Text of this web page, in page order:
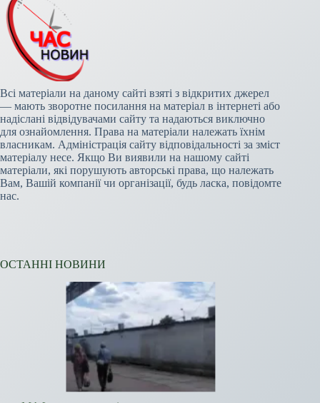
Всі матеріали на даному сайті взяті з відкритих джерел
— мають зворотне посилання на матеріал в інтернеті або
надіслані відвідувачами сайту та надаються виключно
для ознайомлення. Права на матеріали належать їхнім
власникам. Адміністрація сайту відповідальності за зміст
матеріалу несе. Якщо Ви виявили на нашому сайті
матеріали, які порушують авторські права, що належать
Вам, Вашій компанії чи організації, будь ласка, повідомте
нас.
ОСТАННІ НОВИНИ